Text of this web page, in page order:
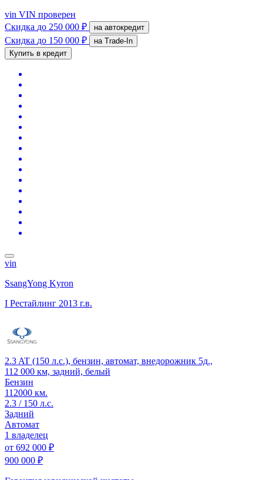
vin VIN проверен
Скидка до 250 000 ₽ на автокредит
Скидка до 150 000 ₽
на Trade-In
Купить в кредит
vin
SsangYong Kyron
I Рестайлинг 2013 г.в.
2.3 AT (150 л.с.), бензин, автомат, внедорожник 5д.,
112 000 км, задний, белый
Бензин
112000 км.
2.3 / 150 л.с.
Задний
Автомат
1 владелец
от 692 000 ₽
900 000 ₽